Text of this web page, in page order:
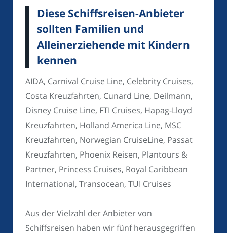
Diese Schiffsreisen-Anbieter
sollten Familien und
Alleinerziehende mit Kindern
kennen
AIDA, Carnival Cruise Line, Celebrity Cruises,
Costa Kreuzfahrten, Cunard Line, Deilmann,
Disney Cruise Line, FTI Cruises, Hapag-Lloyd
Kreuzfahrten, Holland America Line, MSC
Kreuzfahrten, Norwegian CruiseLine, Passat
Kreuzfahrten, Phoenix Reisen, Plantours &
Partner, Princess Cruises, Royal Caribbean
International, Transocean, TUI Cruises
Aus der Vielzahl der Anbieter von
Schiffsreisen haben wir fünf herausgegriffen